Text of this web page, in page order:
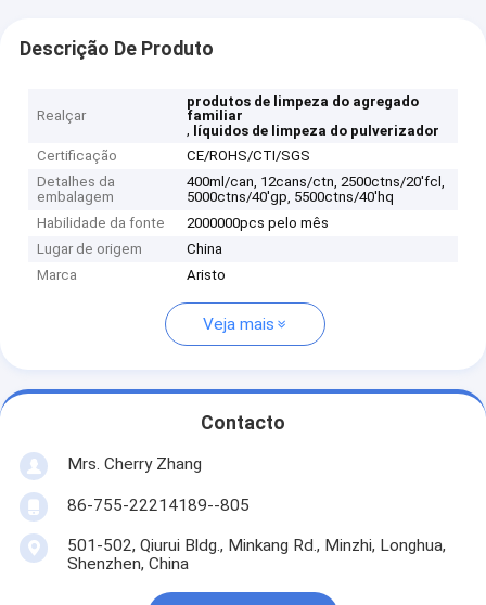
Descrição De Produto
Realçar
produtos de limpeza do agregado
familiar
, líquidos de limpeza do pulverizador
Certificação
CE/ROHS/CTI/SGS
Detalhes da
embalagem
400ml/can, 12cans/ctn, 2500ctns/20'fcl,
5000ctns/40'gp, 5500ctns/40'hq
Habilidade da fonte
2000000pcs pelo mês
Lugar de origem
China
Marca
Aristo
Veja mais
Contacto
Mrs. Cherry Zhang
86-755-22214189--805
501-502, Qiurui Bldg., Minkang Rd., Minzhi, Longhua,
Shenzhen, China